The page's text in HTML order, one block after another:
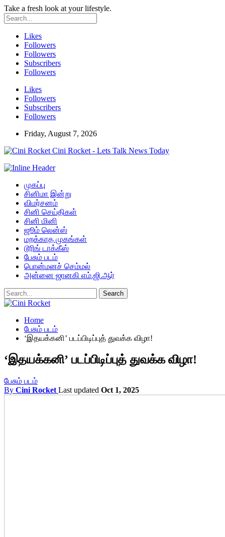
Take a fresh look at your lifestyle.
Likes
Followers
Followers
Subscribers
Followers
Likes
Followers
Subscribers
Followers
Friday, August 7, 2026
Cini Rocket - Lets Talk News Today
முகப்பு
சினிமா இன்று
விமர்சனம்
சினி செய்திகள்
சினி மினி
ஜூம் லென்ஸ்
மறக்காத முகங்கள்
டூரிங் டாக்கீஸ்
பேசும் படம்
பொன்மனச் செம்மல்
அன்னை ஜானகி எம்.ஜி.ஆர்
Home
பேசும் படம்
‘இதயக்கனி’ படப்பிடிப்புத் துவக்க விழா!
‘இதயக்கனி’ படப்பிடிப்புத் துவக்க விழா!
பேசும் படம்
By Cini Rocket Last updated Oct 1, 2025